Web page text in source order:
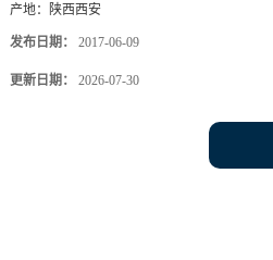
产地： 陕西西安
发布日期： 2017-06-09
更新日期： 2026-07-30